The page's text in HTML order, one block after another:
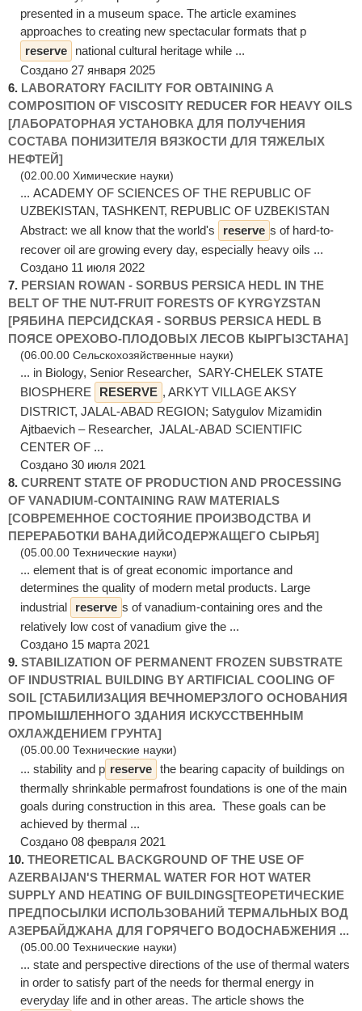
presented in a museum space. The article examines
approaches to creating new spectacular formats that p
reserve
national cultural heritage while ...
Создано 27 января 2025
6. LABORATORY FACILITY FOR OBTAINING A
COMPOSITION OF VISCOSITY REDUCER FOR HEAVY OILS
[ЛАБОРАТОРНАЯ УСТАНОВКА ДЛЯ ПОЛУЧЕНИЯ
СОСТАВА ПОНИЗИТЕЛЯ ВЯЗКОСТИ ДЛЯ ТЯЖЕЛЫХ
НЕФТЕЙ]
(02.00.00 Химические науки)
... ACADEMY OF SCIENCES OF THE REPUBLIC OF
UZBEKISTAN, TASHKENT, REPUBLIC OF UZBEKISTAN
Abstract: we all know that the world's
reserve s of hard-to-
recover oil are growing every day, especially heavy oils ...
Создано 11 июля 2022
7. PERSIAN ROWAN - SORBUS PERSICA HEDL IN THE
BELT OF THE NUT-FRUIT FORESTS OF KYRGYZSTAN
[РЯБИНА ПЕРСИДСКАЯ - SORBUS PERSICA HEDL В
ПОЯСЕ ОРЕХОВО-ПЛОДОВЫХ ЛЕСОВ КЫРГЫЗСТАНА]
(06.00.00 Сельскохозяйственные науки)
... in Biology, Senior Researcher, SARY-CHELEK STATE
BIOSPHERE
RESERVE , ARKYT VILLAGE AKSY
DISTRICT, JALAL-ABAD REGION; Satygulov Mizamidin
Ajtbaevich – Researcher, JALAL-ABAD SCIENTIFIC
CENTER OF ...
Создано 30 июля 2021
8. CURRENT STATE OF PRODUCTION AND PROCESSING
OF VANADIUM-CONTAINING RAW MATERIALS
[СОВРЕМЕННОЕ СОСТОЯНИЕ ПРОИЗВОДСТВА И
ПЕРЕРАБОТКИ ВАНАДИЙСОДЕРЖАЩЕГО СЫРЬЯ]
(05.00.00 Технические науки)
... element that is of great economic importance and
determines the quality of modern metal products. Large
industrial
reserve s of vanadium-containing ores and the
relatively low cost of vanadium give the ...
Создано 15 марта 2021
9. STABILIZATION OF PERMANENT FROZEN SUBSTRATE
OF INDUSTRIAL BUILDING BY ARTIFICIAL COOLING OF
SOIL [СТАБИЛИЗАЦИЯ ВЕЧНОМЕРЗЛОГО ОСНОВАНИЯ
ПРОМЫШЛЕННОГО ЗДАНИЯ ИСКУССТВЕННЫМ
ОХЛАЖДЕНИЕМ ГРУНТА]
(05.00.00 Технические науки)
... stability and p reserve the bearing capacity of buildings on
thermally shrinkable permafrost foundations is one of the main
goals during construction in this area. These goals can be
achieved by thermal ...
Создано 08 февраля 2021
10. THEORETICAL BACKGROUND OF THE USE OF
AZERBAIJAN'S THERMAL WATER FOR HOT WATER
SUPPLY AND HEATING OF BUILDINGS[ТЕОРЕТИЧЕСКИЕ
ПРЕДПОСЫЛКИ ИСПОЛЬЗОВАНИЙ ТЕРМАЛЬНЫХ ВОД
АЗЕРБАЙДЖАНА ДЛЯ ГОРЯЧЕГО ВОДОСНАБЖЕНИЯ ...
(05.00.00 Технические науки)
... state and perspective directions of the use of thermal waters
in order to satisfy part of the needs for thermal energy in
everyday life and in other areas. The article shows the